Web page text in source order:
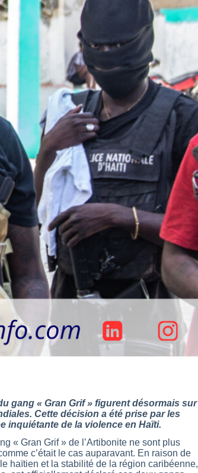
gang « Gran Grif » figurent désormais sur
Cette décision a été prise par les
inquiétante de la violence en Haïti.
« Gran Grif » de l’Artibonite ne sont plus
c’était le cas auparavant. En raison de
haïtien et la stabilité de la région caribéenne,